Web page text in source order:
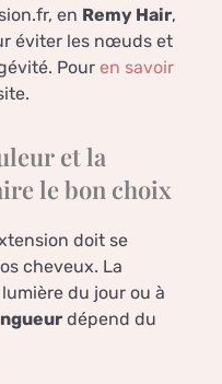
en Remy Hair,
éviter les nœuds et
Pour en savoir
et la
le bon choix
doit se
cheveux. La
du jour ou à
dépend du